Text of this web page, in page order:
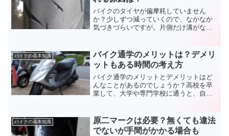
バイクのタイヤが偏摩耗していません
か？少しずつ減っていくので、なかなか
気づきづらいですが。片側だけ溝がなく
かと心配になりますが、バイクのタイヤ
で偏摩耗は珍しくありませんよ。
バイクの基本知識
バイク通学のメリットは？デメリ
ットもある時間の考え方
バイク通学のメリットとデメリットはど
んなことがあるのでしょうか？高校を卒
業して、大学や専門学校に通うと、自宅
間のことを中心に、バイク通学のメリッ
トとデメリットをお伝えします。
バイクの基本知識
原二マークは必要？無くても違法
でないが手間がかかる場合も